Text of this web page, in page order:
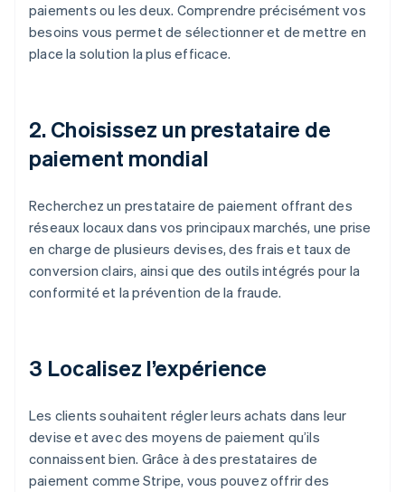
paiements ou les deux. Comprendre précisément vos
besoins vous permet de sélectionner et de mettre en
place la solution la plus efficace.
2. Choisissez un prestataire de
paiement mondial
Recherchez un prestataire de paiement offrant des
réseaux locaux dans vos principaux marchés, une prise
en charge de plusieurs devises, des frais et taux de
conversion clairs, ainsi que des outils intégrés pour la
conformité et la prévention de la fraude.
3 Localisez l’expérience
Les clients souhaitent régler leurs achats dans leur
devise et avec des moyens de paiement qu’ils
connaissent bien. Grâce à des prestataires de
paiement comme Stripe, vous pouvez offrir des